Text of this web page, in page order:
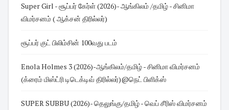
Super Girl - சூப்பர் கேர்ள் (2026)- ஆங்கிலம் /தமிழ் - சினிமா
விமர்சனம் ( ஆக்சன் திரில்லர்)
சூப்பர் குட் பிலிம்சின் 100வது படம்
Enola Holmes 3 (2026)-ஆங்கிலம்/தமிழ் - சினிமா விமர்சனம்
(க்ரைம் மிஸ்ட்ரி டிடெக்டிவ் திரில்லர்)@நெட் பிளிக்ஸ்
SUPER SUBBU (2026)- தெலுங்கு/தமிழ் - வெப் சீரிஸ் விமர்சனம்